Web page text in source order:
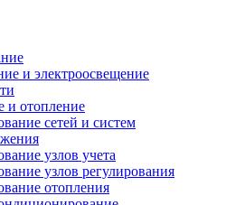
и электроосвещение
и отопление
сетей и систем
узлов учета
узлов регулирования
отопления